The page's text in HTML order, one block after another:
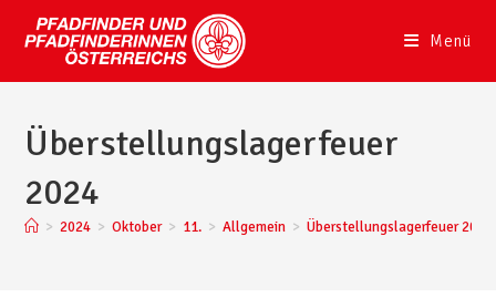
Menü
Überstellungslagerfeuer
2024
> 2024 > Oktober > 11. > Allgemein > Überstellungslagerfeuer 2024